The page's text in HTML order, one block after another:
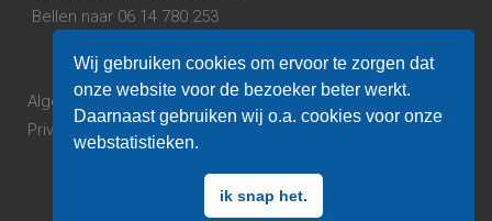
Bellen naar 06 14 780 253
Algemene voorwaarden.
Privacy verklaring.
Wij gebruiken cookies om ervoor te zorgen dat
onze website voor de bezoeker beter werkt.
Daarnaast gebruiken wij o.a. cookies voor onze
webstatistieken.
ik snap het.